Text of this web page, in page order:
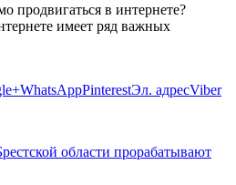
продвигаться в интернете?
имеет ряд важных
WhatsAppPinterestЭл. адресViber
области прорабатывают